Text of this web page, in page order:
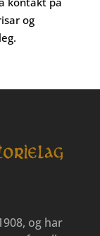
og
og har